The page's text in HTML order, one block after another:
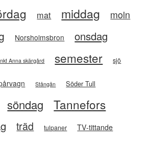
mat middag moln
Norsholmsbron onsdag
Anna skärgård semester sjö
Stångån Söder Tull
söndag Tannefors
träd tulpaner TV-tittande